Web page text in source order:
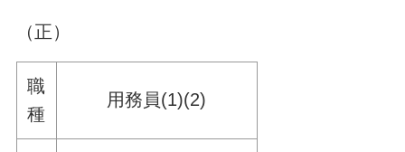
（正）
職
種
用務員(1)(2)